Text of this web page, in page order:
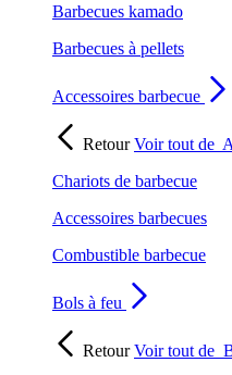
Barbecues kamado
Barbecues à pellets
Accessoires barbecue
RetourVoir tout de
Chariots de barbecue
Accessoires barbecues
Combustible barbecue
Bols à feu
RetourVoir tout de